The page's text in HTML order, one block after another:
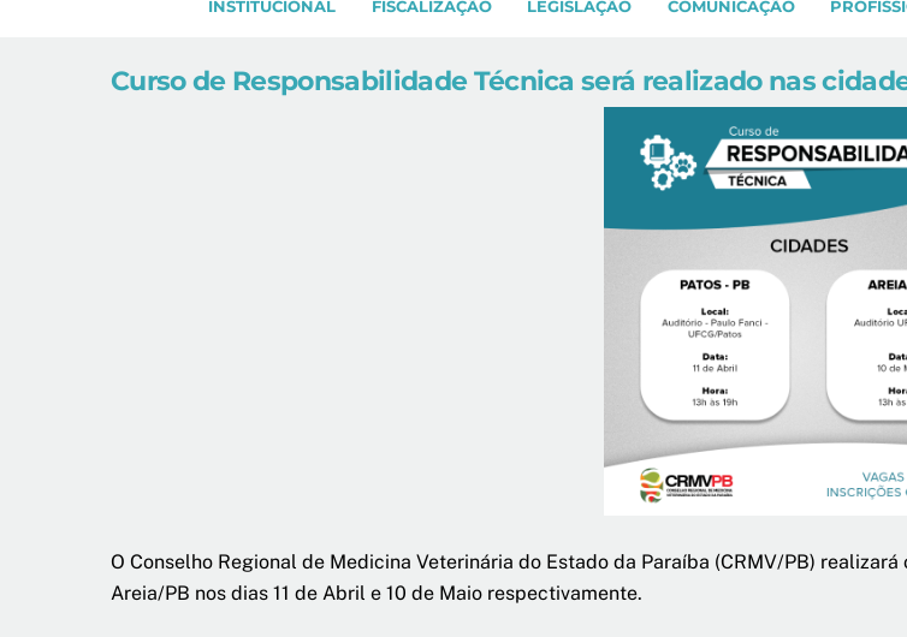
INSTITUCIONAL FISCALIZAÇÃO LEGISLAÇÃO COMUNICAÇÃO
Curso de Responsabilidade Técnica será realizado nas
O Conselho Regional de Medicina Veterinária do Estado da Paraíba (CRMV/PB)
Areia/PB nos dias 11 de Abril e 10 de Maio respectivamente.